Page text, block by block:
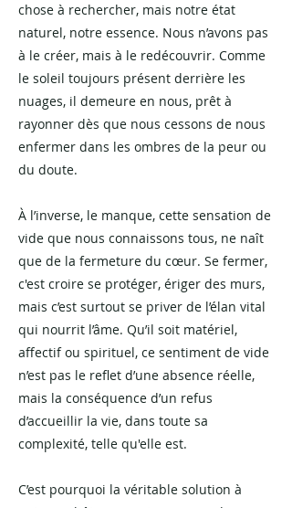
chose à rechercher, mais notre état
naturel, notre essence. Nous n’avons pas
à le créer, mais à le redécouvrir. Comme
le soleil toujours présent derrière les
nuages, il demeure en nous, prêt à
rayonner dès que nous cessons de nous
enfermer dans les ombres de la peur ou
du doute.
À l’inverse, le manque, cette sensation de
vide que nous connaissons tous, ne naît
que de la fermeture du cœur. Se fermer,
c'est croire se protéger, ériger des murs,
mais c’est surtout se priver de l’élan vital
qui nourrit l’âme. Qu’il soit matériel,
affectif ou spirituel, ce sentiment de vide
n’est pas le reflet d’une absence réelle,
mais la conséquence d’un refus
d’accueillir la vie, dans toute sa
complexité, telle qu'elle est.
C’est pourquoi la véritable solution à